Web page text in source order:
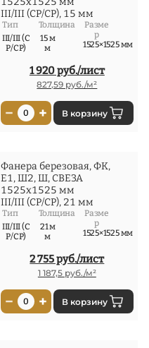
III/III (СР/СР), 15 мм
Тип
III/III (С
Р/СР)
Толщина
15 м
м
Разме
р
1525×1525 мм
1 920 руб./лист
827,59 руб./м²
− 0 + В корзину
Фанера березовая, ФК,
Е1, Ш2, Ш, СВЕЗА
1525x1525 мм
III/III (СР/СР), 21 мм
Тип
III/III (С
Р/СР)
Толщина
21 м
м
Разме
р
1525×1525 мм
2 755 руб./лист
1 187,5 руб./м²
− 0 + В корзину